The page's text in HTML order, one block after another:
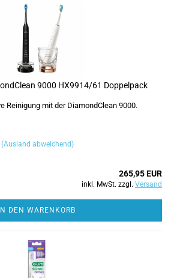
9000 HX9914/61 Doppelpack
Reinigung mit der DiamondClean 9000.
(Ausland abweichend)
265,95 EUR
inkl. MwSt. zzgl. Versand
IN DEN WARENKORB